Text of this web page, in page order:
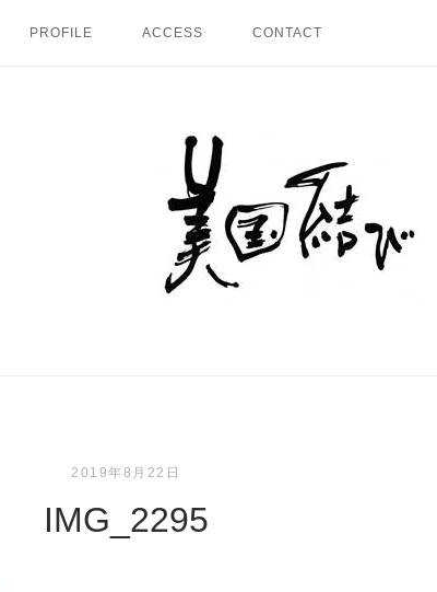
PROFILE ACCESS CONTACT
Home
2019年8月22日
IMG_2295